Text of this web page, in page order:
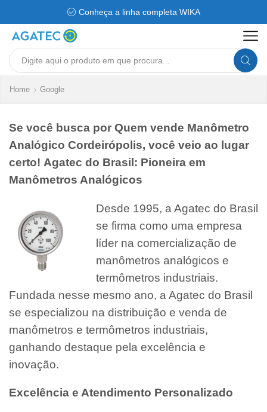
Conheça a linha completa WIKA
Search
Home Google
Se você busca por Quem vende Manômetro
Analógico Cordeirópolis, você veio ao lugar
certo! Agatec do Brasil: Pioneira em
Manômetros Analógicos
Desde 1995, a Agatec do Brasil
se firma como uma empresa
líder na comercialização de
manômetros analógicos e
termômetros industriais.
Fundada nesse mesmo ano, a Agatec do Brasil
se especializou na distribuição e venda de
manômetros e termômetros industriais,
ganhando destaque pela excelência e
inovação.
Excelência e Atendimento Personalizado